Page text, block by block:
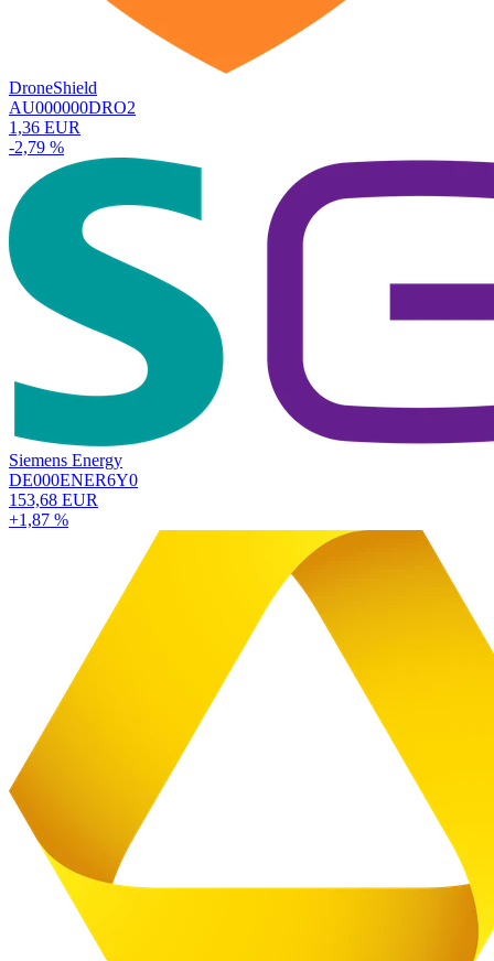
DroneShield
AU000000DRO2
1,36 EUR
-2,79 %
Siemens Energy
DE000ENER6Y0
153,68 EUR
+1,87 %